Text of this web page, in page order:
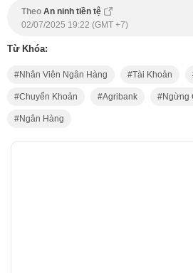
Theo An ninh tiền tệ
02/07/2025 19:22 (GMT +7)
Từ Khóa:
Nhân Viên Ngân Hàng Tài Khoản
Chuyển Khoản Agribank Ngừng
Ngân Hàng